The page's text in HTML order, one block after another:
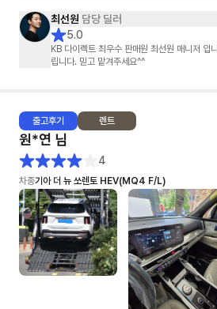
최선원 담당 딜러
5.0
KB 다이렉트 최우수 판매원 최선원 매니저 입
립니다. 믿고 맡겨주세요^^
출고후기 렌트
원*연 님
4
차종기아 더 뉴 쏘렌토 HEV(MQ4 F/L)